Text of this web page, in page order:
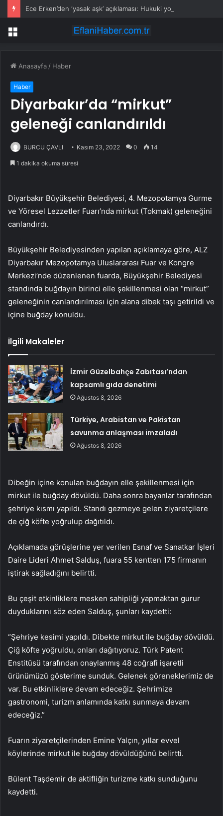
Menü
Anasayfa / Haber
Haber
Diyarbakır’da “mirkut”
geleneği canlandırıldı
BURCU ÇAVLI Kasım 23, 2022 0 14
1 dakika okuma süresi
Diyarbakır Büyükşehir Belediyesi, 4. Mezopotamya Gurme
ve Yöresel Lezzetler Fuarı’nda mirkut (Tokmak) geleneğini
canlandırdı.
Büyükşehir Belediyesinden yapılan açıklamaya göre, ALZ
Diyarbakır Mezopotamya Uluslararası Fuar ve Kongre
Merkezi’nde düzenlenen fuarda, Büyükşehir Belediyesi
standında buğdayın birinci elle şekillenmesi olan “mirkut”
geleneğinin canlandırılması için alana dibek taşı getirildi ve
içine buğday konuldu.
İlgili Makaleler
İzmir Güzelbahçe Zabıtası’ndan
kapsamlı gıda denetimi
Ağustos 8, 2026
Türkiye, Arabistan ve Pakistan
savunma anlaşması imzaladı
Ağustos 8, 2026
Dibeğin içine konulan buğdayın elle şekillenmesi için
mirkut ile buğday dövüldü. Daha sonra bayanlar tarafından
şehriye kısmı yapıldı. Standı gezmeye gelen ziyaretçilere
de çiğ köfte yoğrulup dağıtıldı.
Açıklamada görüşlerine yer verilen Esnaf ve Sanatkar İşleri
Daire Lideri Ahmet Salduş, fuara 55 kentten 175 firmanın
iştirak sağladığını belirtti.
Bu çeşit etkinliklere mesken sahipliği yapmaktan gurur
duyduklarını söz eden Salduş, şunları kaydetti:
“Şehriye kesimi yapıldı. Dibekte mirkut ile buğday dövüldü.
Çiğ köfte yoğruldu, onları dağıtıyoruz. Türk Patent
Enstitüsü tarafından onaylanmış 48 coğrafi işaretli
ürünümüzü gösterime sunduk. Gelenek göreneklerimiz de
var. Bu etkinliklere devam edeceğiz. Şehrimize
gastronomi, turizm anlamında katkı sunmaya devam
edeceğiz.”
Fuarın ziyaretçilerinden Emine Yalçın, yıllar evvel
köylerinde mirkut ile buğday dövüldüğünü belirtti.
Bülent Taşdemir de aktifliğin turizme katkı sunduğunu
kaydetti.